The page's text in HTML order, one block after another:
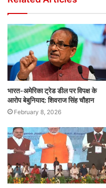
भारत-अमेरिका ट्रेड डील पर विपक्ष के
आरोप बेबुनियाद: शिवराज सिंह चौहान
February 8, 2026